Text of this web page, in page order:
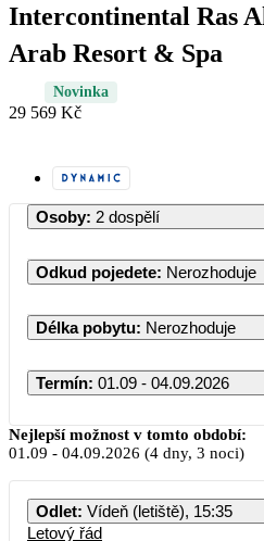
Intercontinental Ras
Arab Resort & Spa
Novinka
29 569 Kč
Osoby: 2 dospělí
Odkud pojedete: Nerozhoduje
Délka pobytu: Nerozhoduje
Termín: 01.09 - 04.09.2026
Září
PO ÚT ST
Nejlepší možnost v tomto období:
01.09 - 04.09.2026 (4 dny, 3 noci)
Odlet: Vídeň (letiště), 15:35
Letový řád